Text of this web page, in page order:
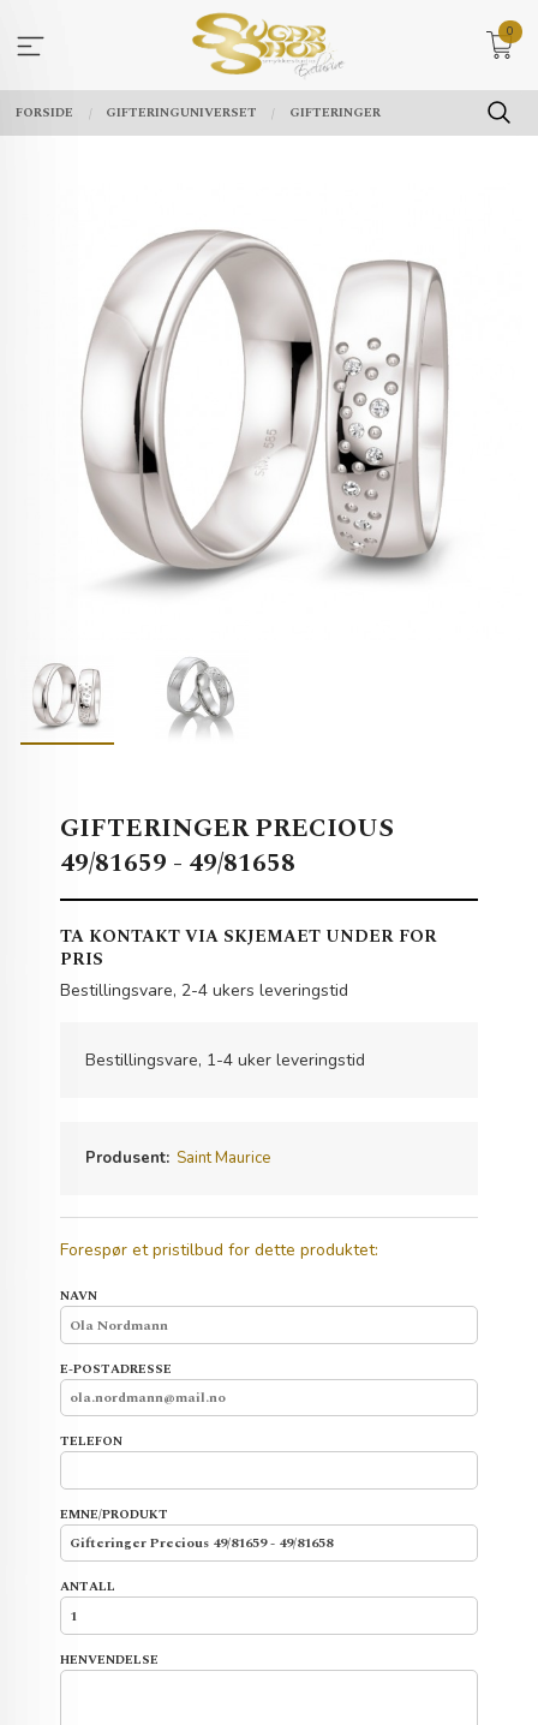
innholdet
0
FORSIDE GIFTERINGUNIVERSET GIFTERINGER
GIFTERINGER PRECIOUS
49/81659 - 49/81658
TA KONTAKT VIA SKJEMAET UNDER FOR
PRIS
Bestillingsvare, 2-4 ukers leveringstid
Bestillingsvare, 1-4 uker leveringstid
Produsent: Saint Maurice
Forespør et pristilbud for dette produktet:
NAVN
E-POSTADRESSE
TELEFON
EMNE/PRODUKT
ANTALL
HENVENDELSE